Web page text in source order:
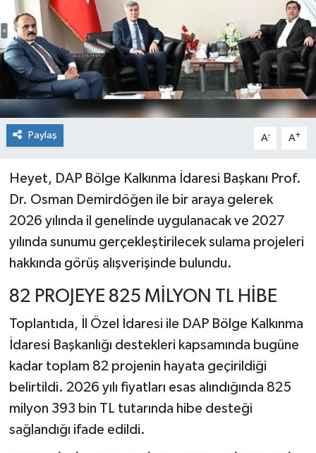
Paylaş A- A+
Heyet, DAP Bölge Kalkınma İdaresi Başkanı Prof.
Dr. Osman Demirdöğen ile bir araya gelerek
2026 yılında il genelinde uygulanacak ve 2027
yılında sunumu gerçekleştirilecek sulama projeleri
hakkında görüş alışverişinde bulundu.
82 PROJEYE 825 MİLYON TL HİBE
Toplantıda, İl Özel İdaresi ile DAP Bölge Kalkınma
İdaresi Başkanlığı destekleri kapsamında bugüne
kadar toplam 82 projenin hayata geçirildiği
belirtildi. 2026 yılı fiyatları esas alındığında 825
milyon 393 bin TL tutarında hibe desteği
sağlandığı ifade edildi.